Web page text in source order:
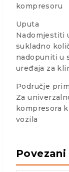
kompresoru
Uputa
Nadomjestiti
sukladno
nadopuniti u
uređaja za
Područje
Za
kompresora
vozila